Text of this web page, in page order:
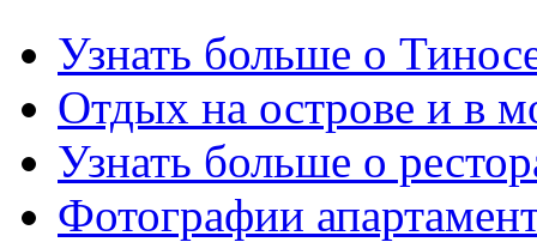
Узнать больше о
Отдых на острове и в
Узнать больше о
Фотографии